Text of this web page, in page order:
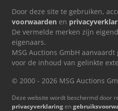
Door deze site te gebruiken,
voorwaarden en
De vermelde merken zijn
eigenaars.
MSG Auctions GmbH
voor de inhoud van gelinkte
© 2000 - 2026 MSG Auctions
Deze website wordt beschermd door
privacyverklaringen